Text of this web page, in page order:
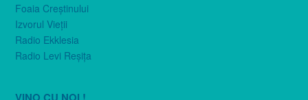
Foaia Creştinului
Izvorul Vieţii
Radio Ekklesia
Radio Levi Reşiţa